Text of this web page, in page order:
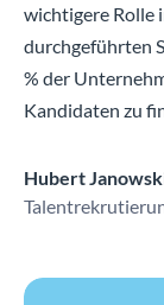
wichtigere Rolle
durchgeführten
% der
Kandidaten zu
Hubert